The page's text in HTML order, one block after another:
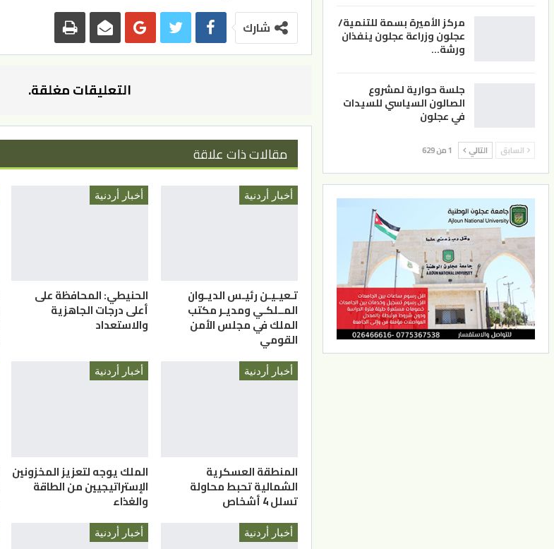
شارك
التعليقات مغلقة.
مقالات ذات علاقة
أخبار أردنية
تـعيـيـن رئيـس الديـوان
المــلكـي ومديـر مكتب
الملك في مجلس الأمن
القومي
أخبار أردنية
الحنيطي: المحافظة على
أعلى درجات الجاهزية
والاستعداد
أخبار أردنية
المنطقة العسكرية
الشمالية تحبط محاولة
تسلل 4 أشخاص
أخبار أردنية
الملك يوجه لتعزيز المخزونين
الإستراتيجيين من الطاقة
والغذاء
أخبار أردنية أخبار أردنية
مركز الأميرة بسمة للتنمية/
عجلون وزراعة عجلون ينفذان
ورشة…
جلسة حوارية لمشروع
الصالون السياسي للسيدات
في عجلون
السابق التالي 1 من 629